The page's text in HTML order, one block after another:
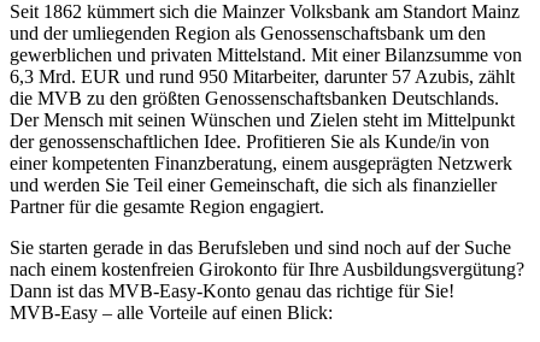
Seit 1862 kümmert sich die Mainzer Volksbank am Standort Mainz
und der umliegenden Region als Genossenschaftsbank um den
gewerblichen und privaten Mittelstand. Mit einer Bilanzsumme von
6,3 Mrd. EUR und rund 950 Mitarbeiter, darunter 57 Azubis, zählt
die MVB zu den größten Genossenschaftsbanken Deutschlands.
Der Mensch mit seinen Wünschen und Zielen steht im Mittelpunkt
der genossenschaftlichen Idee. Profitieren Sie als Kunde/in von
einer kompetenten Finanzberatung, einem ausgeprägten Netzwerk
und werden Sie Teil einer Gemeinschaft, die sich als finanzieller
Partner für die gesamte Region engagiert.
Sie starten gerade in das Berufsleben und sind noch auf der Suche
nach einem kostenfreien Girokonto für Ihre Ausbildungsvergütung?
Dann ist das MVB-Easy-Konto genau das richtige für Sie!
MVB-Easy – alle Vorteile auf einen Blick: